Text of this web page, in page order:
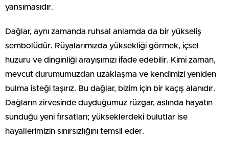
yansımasıdır.
Dağlar, aynı zamanda ruhsal anlamda da bir yükseliş
sembolüdür. Rüyalarımızda yüksekliği görmek, içsel
huzuru ve dinginliği arayışımızı ifade edebilir. Kimi zaman,
mevcut durumumuzdan uzaklaşma ve kendimizi yeniden
bulma isteği taşırız. Bu dağlar, bizim için bir kaçış alanıdır.
Dağların zirvesinde duyduğumuz rüzgar, aslında hayatın
sunduğu yeni fırsatları; yükseklerdeki bulutlar ise
hayallerimizin sınırsızlığını temsil eder.